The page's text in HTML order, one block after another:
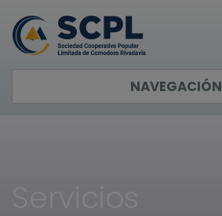
NAVEGACIÓN